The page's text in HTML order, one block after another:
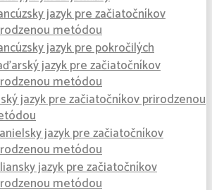
jazyk pre začiatočníkov
metódou
jazyk pre pokročilých
jazyk pre začiatočníkov
metódou
jazyk pre začiatočníkov prirodzenou
jazyk pre začiatočníkov
metódou
jazyk pre začiatočníkov
metódou